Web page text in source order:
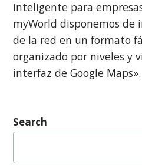
inteligente para
myWorld disponemos de
de la red en un formato
organizado por niveles y
interfaz de Google Maps».
Search
Buscar: